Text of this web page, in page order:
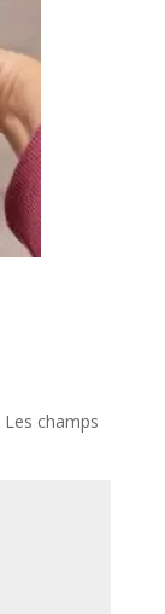
Les champs